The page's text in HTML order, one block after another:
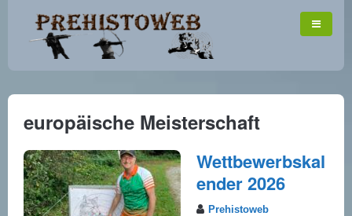
europäische Meisterschaft
Wettbewerbskal
ender 2026
Prehistoweb